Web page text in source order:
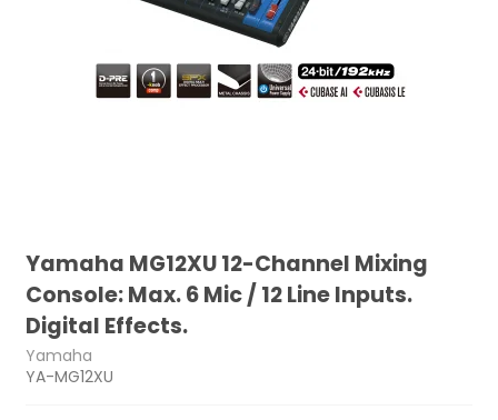
Yamaha MG12XU 12-Channel Mixing
Console: Max. 6 Mic / 12 Line Inputs.
Digital Effects.
Yamaha
YA-MG12XU